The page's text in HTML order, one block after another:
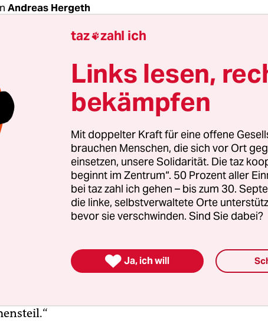
Andreas Hergeth
Obdachlosigkeit beschäftigt sich Madalena
Castro im Grunde genommen seit Kindestagen“.
ist in einem Bezirk von Lissabon
„der ein bisschen wie Neukölln ist“, wie sie der taz
als Kind bin ich immer wieder
Sexarbeitern begegnet und habe mich mit
Nun nimmt sie mit einer
„48 Stunden Neukölln“teil, die das Thema
in den Fokus rückt. Diese trägt den Titel „Ein
in der Sonnenallee. „Ich wollte raus aus
taz zahl ich
Links lesen,
bekämpfen
Mit doppelter Kraft für eine offene
brauchen Menschen, die sich vor Ort
einsetzen, unsere Solidarität. Die taz
beginnt im Zentrum“. 50 Prozent aller
bei taz zahl ich gehen – bis zum 30.
die linke, selbstverwaltete Orte
bevor sie verschwinden. Sind Sie dabei?
 Ja, ich will